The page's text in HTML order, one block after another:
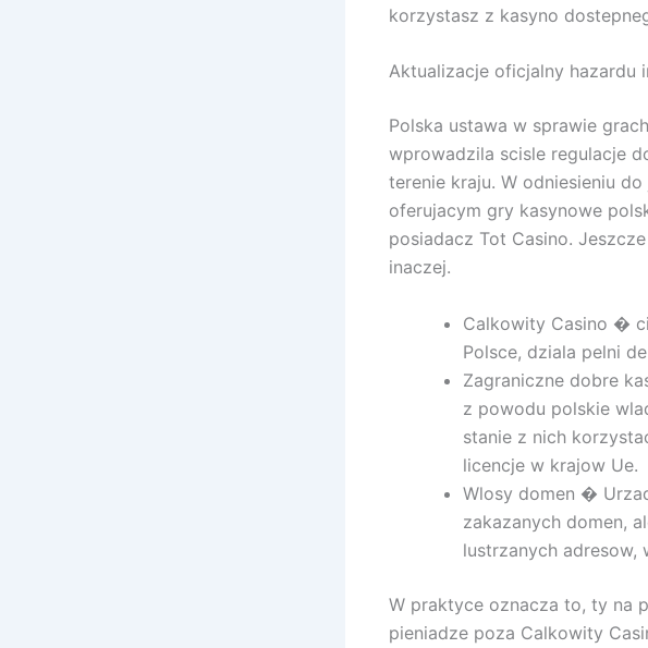
korzystasz z kasyno
Aktualizacje oficjalny hazardu
Polska ustawa w sprawie
wprowadzila scisle regulacje
terenie kraju. W odniesieniu
oferujacym gry kasynowe
posiadacz Tot Casino.
inaczej.
Calkowity Casino �
Polsce, dziala pelni
Zagraniczne dobre
z powodu polskie
stanie z nich
licencje w krajow Ue.
Wlosy domen �
zakazanych domen,
lustrzanych adresow,
W praktyce oznacza to, ty na
pieniadze poza Calkowity